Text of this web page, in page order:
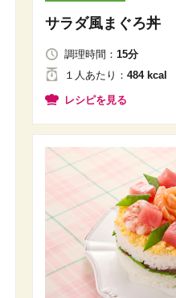
サラダ風まぐろ丼
調理時間： 15分
１人 あたり ： 484 kcal
レシピを見る